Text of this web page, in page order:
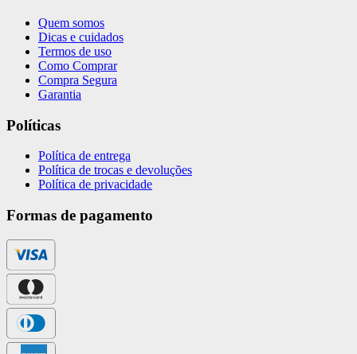
Quem somos
Dicas e cuidados
Termos de uso
Como Comprar
Compra Segura
Garantia
Políticas
Política de entrega
Política de trocas e devoluções
Política de privacidade
Formas de pagamento